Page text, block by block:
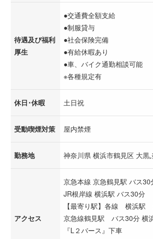
待遇及び福利
厚生
●交通費全額支給
●制服貸与
●社会保険完備
●有給休暇あり
●車、バイク通勤相談可能
※各種規定有
休日･休暇 土日祝
受動喫煙対策 屋内禁煙
勤務地 神奈川県 横浜市鶴見区 大黒
アクセス
京急本線 京急鶴見駅 バス30
JR根岸線 横浜駅 バス30分
【最寄り駅】各線 横浜駅
京急線鶴見駅 バス30分 横
『L２バース』下車